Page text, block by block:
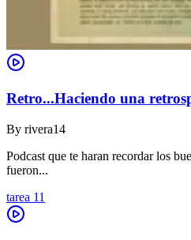
Retro...Haciendo una
By rivera14
Podcast que te haran recordar los
fueron...
tarea 11